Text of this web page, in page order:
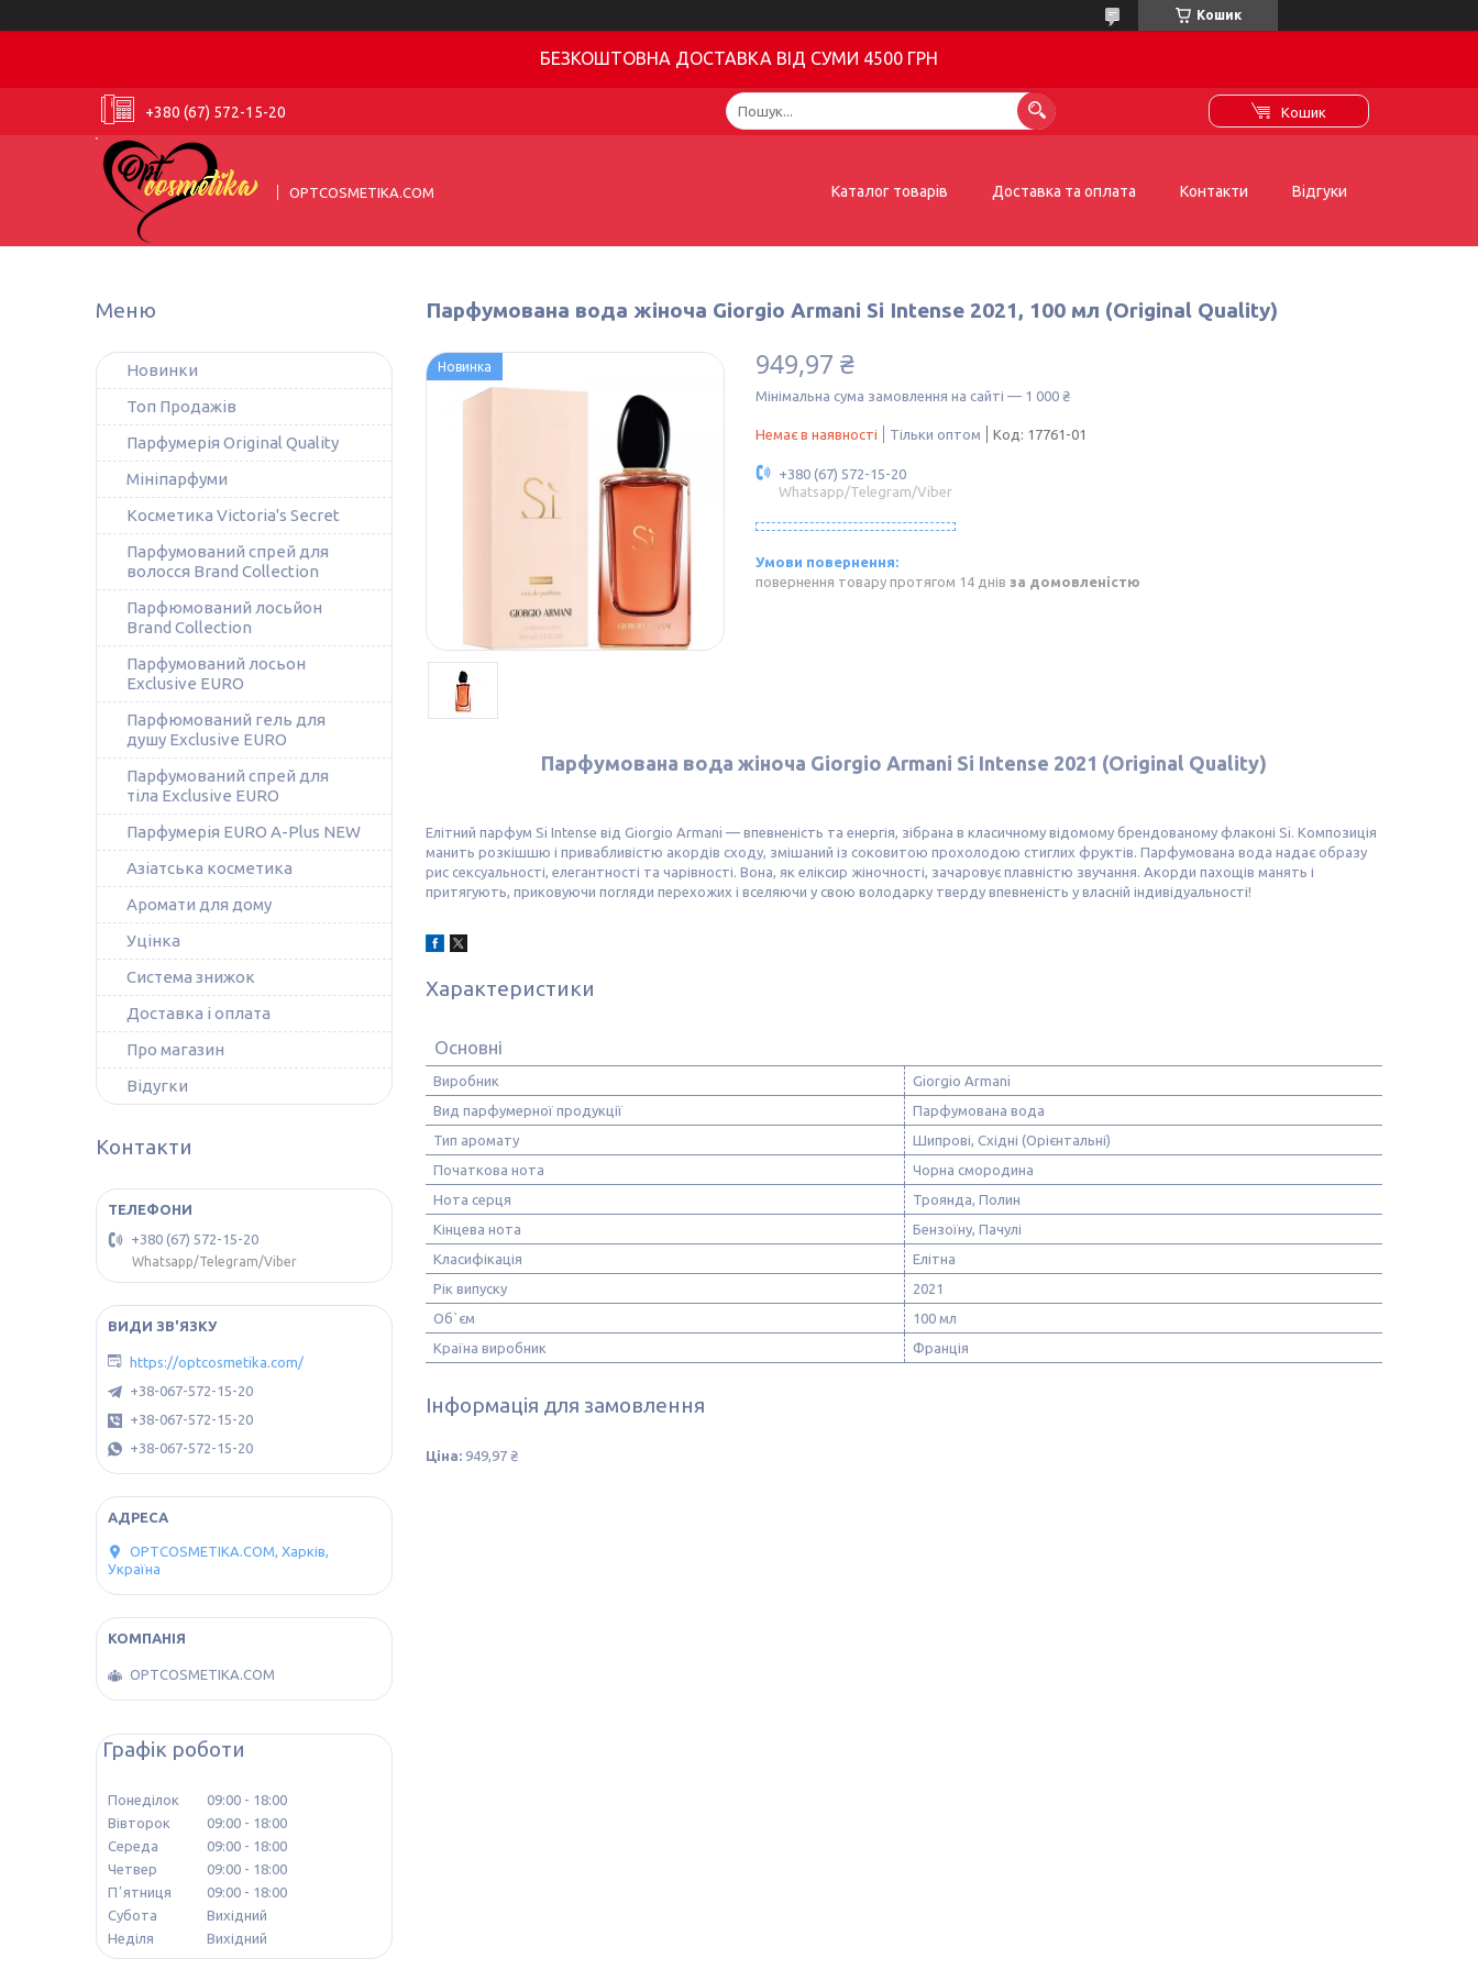
Кошик
БЕЗКОШТОВНА ДОСТАВКА ВІД СУМИ 4500 ГРН
+380 (67) 572-15-20 Кошик
OPTCOSMETIKA.COM Каталог товарів Доставка та оплата Контакти Відгуки
Парфумована вода жіноча Giorgio Armani Si Intense 2021, 100 мл (Original Quality)
Новинка 949,97 ₴
Мінімальна сума замовлення на сайті — 1 000 ₴
Немає в наявності Тільки оптом Код: 17761-01
+380 (67) 572-15-20
Whatsapp/Telegram/Viber
повернення товару протягом 14 днів за домовленістю
Парфумована вода жіноча Giorgio Armani Si Intense 2021 (Original Quality)
Елітний парфум Si Intense від Giorgio Armani — впевненість та енергія, зібрана в класичному відомому брендованому флаконі Si. Композиція
манить розкішшю і привабливістю акордів сходу, змішаний із соковитою прохолодою стиглих фруктів. Парфумована вода надає образу
рис сексуальності, елегантності та чарівності. Вона, як еліксир жіночності, зачаровує плавністю звучання. Акорди пахощів манять і
притягують, приковуючи погляди перехожих і вселяючи у свою володарку тверду впевненість у власній індивідуальності!
Характеристики
Основні
Виробник
Giorgio Armani
Вид парфумерної продукції
Парфумована вода
Тип аромату
Шипрові, Східні (Орієнтальні)
Початкова нота
Чорна смородина
Нота серця
Троянда, Полин
Кінцева нота
Бензоїну, Пачулі
Класифікація
Елітна
Рік випуску
2021
Об`єм
100 мл
Країна виробник
Франція
Інформація для замовлення
Ціна: 949,97 ₴
Новинки
Топ Продажів
Парфумерія Original Quality
Мініпарфуми
Косметика Victoria's Secret
Парфумований спрей для
волосся Brand Collection
Парфюмований лосьйон
Brand Collection
Парфумований лосьон
Exclusive EURO
Парфюмований гель для
душу Exclusive EURO
Парфумований спрей для
тіла Exclusive EURO
Парфумерія EURO A-Plus NEW
Азіатська косметика
Аромати для дому
Уцінка
Система знижок
Доставка і оплата
Про магазин
Відугки
Контакти
+380 (67) 572-15-20
Whatsapp/Telegram/Viber
https://optcosmetika.com/
+38-067-572-15-20
+38-067-572-15-20
+38-067-572-15-20
OPTCOSMETIKA.COM, Харків,
Україна
OPTCOSMETIKA.COM
Графік роботи
Понеділок 09:00
18:00
Вівторок
09:00
18:00
Середа
09:00
18:00
Четвер
09:00
18:00
Пʼятниця
09:00
18:00
Субота
Вихідний
Неділя
Вихідний